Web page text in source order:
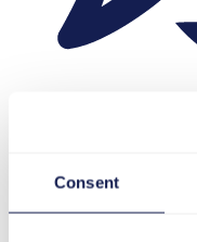
Consent
Kontakt